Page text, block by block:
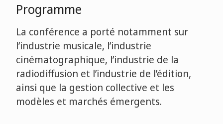
Programme
La conférence a porté notamment sur
l’industrie musicale, l’industrie
cinématographique, l’industrie de la
radiodiffusion et l’industrie de l’édition,
ainsi que la gestion collective et les
modèles et marchés émergents.